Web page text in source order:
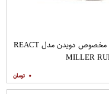
کفش مخصوص دویدن مدل REACT
MILLER
۰